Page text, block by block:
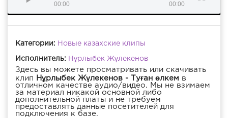
00:00 00:00
Категории: Новые казахские клипы
Исполнитель: Нұрлыбек Жүлекенов
Здесь вы можете просматривать или скачивать
клип
Нұрлыбек Жүлекенов - Туған өлкем в
отличном качестве аудио/видео. Мы не взимаем
за материал никакой основной либо
дополнительной платы и не требуем
предоставлять данные посетителей для
подключения к базе.